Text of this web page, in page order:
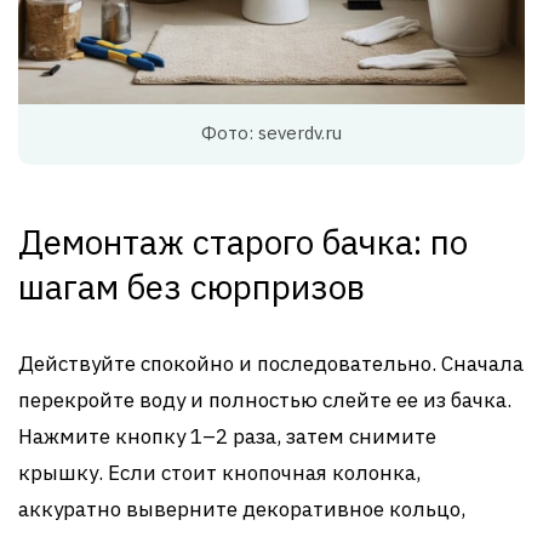
Фото: severdv.ru
Демонтаж старого бачка: по
шагам без сюрпризов
Действуйте спокойно и последовательно. Сначала
перекройте воду и полностью слейте ее из бачка.
Нажмите кнопку 1–2 раза, затем снимите
крышку. Если стоит кнопочная колонка,
аккуратно выверните декоративное кольцо,